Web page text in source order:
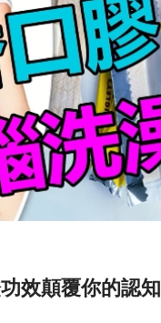
效顛覆你的認知